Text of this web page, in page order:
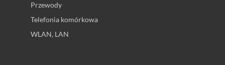
Przewody
Telefonia komórkowa
WLAN, LAN